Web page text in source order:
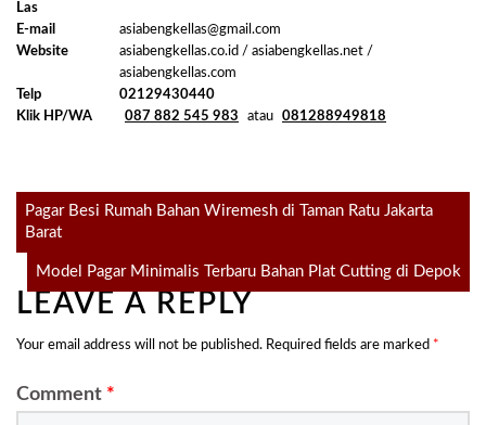
Las
E-mail
asiabengkellas@gmail.com
Website
asiabengkellas.co.id / asiabengkellas.net /
asiabengkellas.com
Telp
02129430440
Klik HP/WA
087 882 545 983 atau 081288949818
Post
navigation
Pagar Besi Rumah Bahan Wiremesh di Taman Ratu Jakarta
Barat
Model Pagar Minimalis Terbaru Bahan Plat Cutting di Depok
LEAVE A REPLY
Your email address will not be published. Required fields are marked *
Comment *